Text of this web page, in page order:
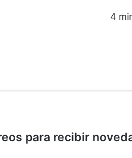
4
para recibir